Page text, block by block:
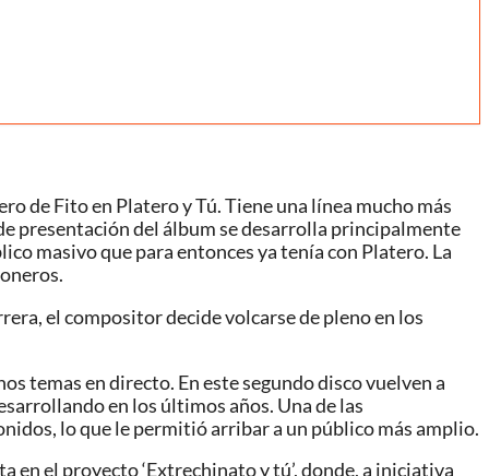
de Fito en Platero y Tú. Tiene una línea mucho más
presentación del álbum se desarrolla principalmente
masivo que para entonces ya tenía con Platero. La
el compositor decide volcarse de pleno en los
temas en directo. En este segundo disco vuelven a
en los últimos años. Una de las
lo que le permitió arribar a un público más amplio.
en el proyecto ‘Extrechinato y tú’, donde, a iniciativa